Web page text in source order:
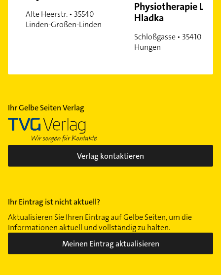
Alte Heerstr. • 35540
Linden-Großen-Linden
Physiotherapie Lea
Hladka
Schloßgasse • 35410
Hungen
Ihr Gelbe Seiten Verlag
Verlag kontaktieren
Ihr Eintrag ist nicht aktuell?
Aktualisieren Sie Ihren Eintrag auf Gelbe Seiten, um die
Informationen aktuell und vollständig zu halten.
Meinen Eintrag aktualisieren